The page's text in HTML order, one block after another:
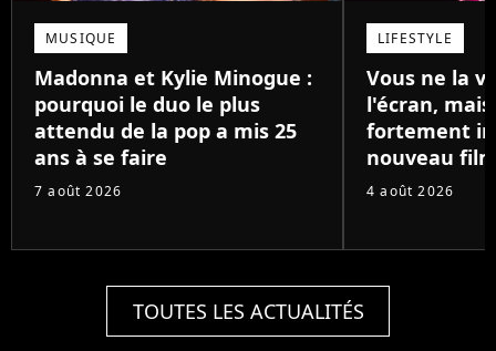
MUSIQUE
Madonna et Kylie Minogue :
pourquoi le duo le plus
attendu de la pop a mis 25
ans à se faire
7 août 2026
LIFESTYLE
Vous ne la
l'écran,
fortement
nouveau
4 août 2026
TOUTES LES ACTUALITÉS